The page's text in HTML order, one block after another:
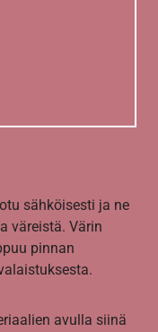
sähköisesti ja ne
väreistä. Värin
pinnan
avulla siinä